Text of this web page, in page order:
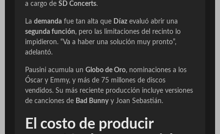
a cargo de SD Concerts.
La demanda fue tan alta que Díaz evaluó abrir una
segunda función, pero las limitaciones del recinto lo
impidieron. “Va a haber una solución muy pronto”,
adelantó.
Pausini acumula un Globo de Oro, nominaciones a los
Óscar y Emmy, y más de 75 millones de discos
vendidos. Su más reciente producción incluye versiones
de canciones de Bad Bunnyy Joan Sebastián.
El costo de producir